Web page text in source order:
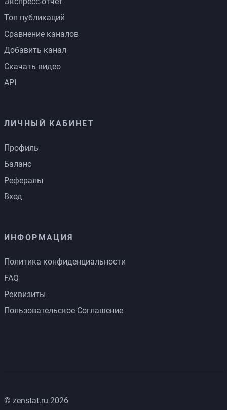
Топ публикаций
Сравнение каналов
Добавить канал
Скачать видео
API
ЛИЧНЫЙ КАБИНЕТ
Профиль
Баланс
Рефералы
Вход
ИНФОРМАЦИЯ
Политика конфиденциальности
FAQ
Реквизиты
Пользовательское Соглашение
© zenstat.ru 2026